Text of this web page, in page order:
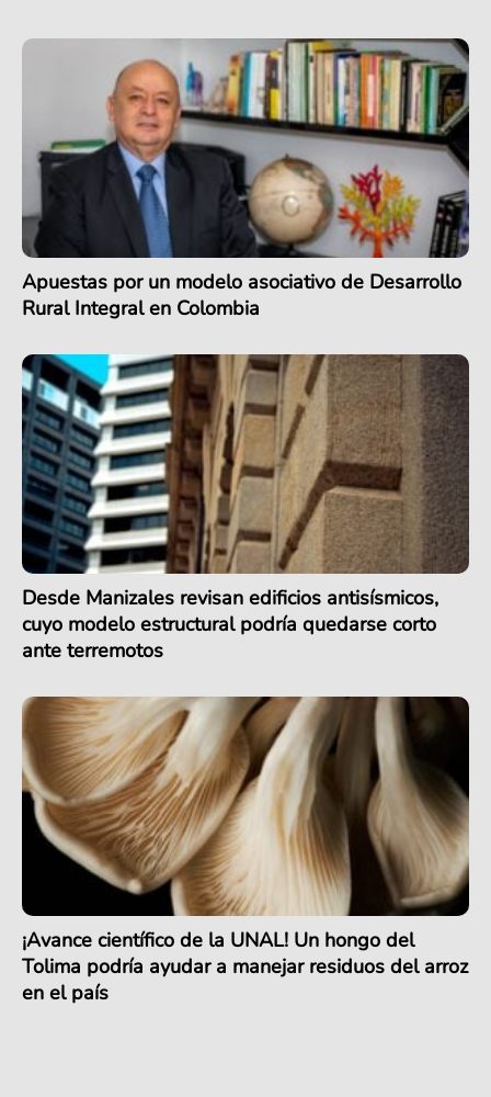
Apuestas por un modelo asociativo de Desarrollo
Rural Integral en Colombia
Desde Manizales revisan edificios antisísmicos,
cuyo modelo estructural podría quedarse corto
ante terremotos
¡Avance científico de la UNAL! Un hongo del
Tolima podría ayudar a manejar residuos del arroz
en el país